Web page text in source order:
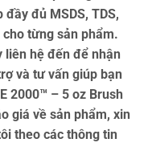
đủ MSDS, TDS,
từng sản phẩm.
liên hệ đến để nhận
và tư vấn giúp bạn
2000™ – 5 oz Brush
giá về sản phẩm, xin
theo các thông tin